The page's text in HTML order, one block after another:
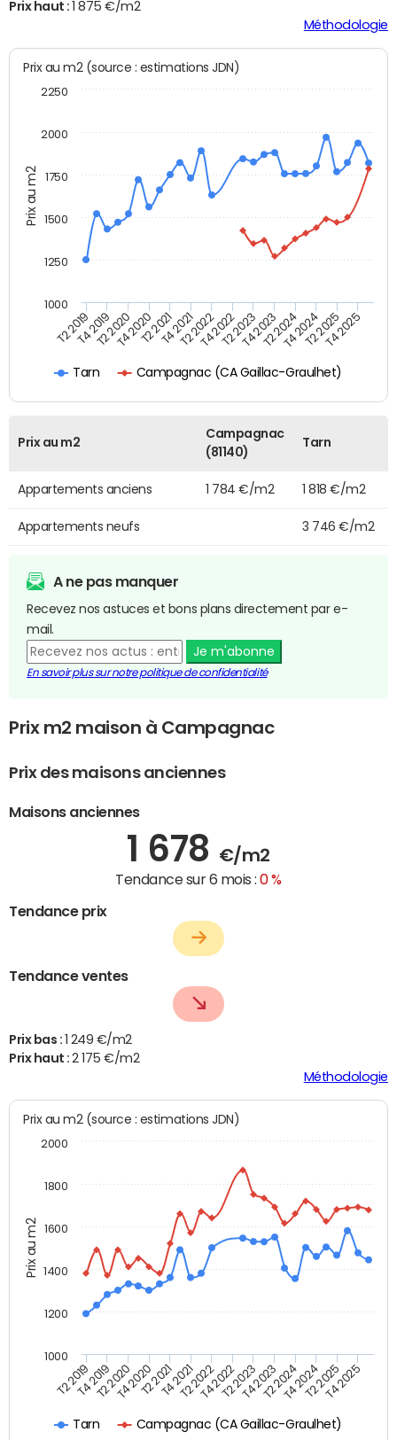
Prix haut :1 875 €/m2
Méthodologie
Prix au m2
Prix au m2 (source : estimations JDN)
Tarn Campagnac (CA Gaillac-Graulhet)
T2 2019T4 2019T2 2020T4 2020T2 2021T4 2021T2 2022T4 2022T2 2023T4 2023T2 2024T4 2024T2 2025T4 2025
2000
1000
1250
1500
1750
2250
Prix au m2
Campagnac
(81140)
Tarn
Appartements anciens 1 784 €/m2 1 818 €/m2
Appartements neufs 3 746 €/m2
A ne pas manquer
Recevez nos astuces et bons plans directement par e-
mail.
Je m'abonne
En savoir plus sur notre politique de confidentialité
Prix m2 maison à Campagnac
Prix des maisons anciennes
Maisons anciennes
1 678 €/m2
Tendance sur 6 mois :0 %
Tendance prix
Tendance ventes
Prix bas :
1 249 €/m2
Prix haut :2 175 €/m2
Méthodologie
Prix au m2
Prix au m2 (source : estimations JDN)
Tarn Campagnac (CA Gaillac-Graulhet)
T2 2019T4 2019T2 2020T4 2020T2 2021T4 2021T2 2022T4 2022T2 2023T4 2023T2 2024T4 2024T2 2025T4 2025
1000
1200
1400
1600
1800
2000